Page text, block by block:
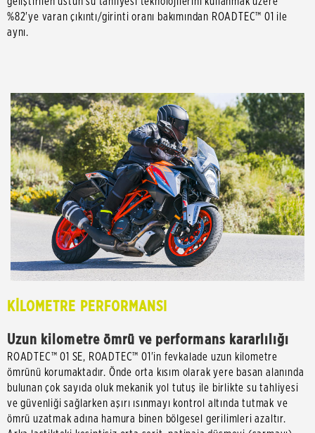
%82'ye varan çıkıntı/girinti oranı bakımından ROADTEC™ 01 ile
aynı.
KİLOMETRE PERFORMANSI
Uzun kilometre ömrü ve performans kararlılığı
ROADTEC™ 01 SE, ROADTEC™ 01'in fevkalade uzun kilometre
ömrünü korumaktadır. Önde orta kısım olarak yere basan alanında
bulunan çok sayıda oluk mekanik yol tutuş ile birlikte su tahliyesi
ve güvenliği sağlarken aşırı ısınmayı kontrol altında tutmak ve
ömrü uzatmak adına hamura binen bölgesel gerilimleri azaltır.